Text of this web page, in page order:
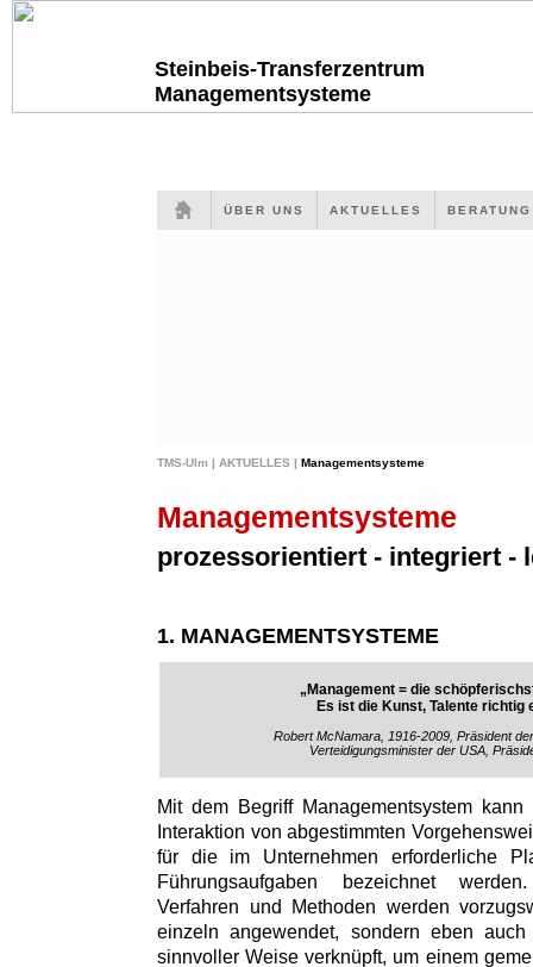
Steinbeis-Transferzentrum
Managementsysteme
ÜBER UNS AKTUELLES
TMS-Ulm | AKTUELLES | Managementsysteme
Managementsysteme
prozessorientiert - integriert -
1. MANAGEMENTSYSTEME
„Management = die
Es ist die Kunst, Talente richtig
Robert McNamara, 1916-2009, Präsident
Verteidigungsminister der USA,
Mit dem Begriff Managementsystem
Interaktion von abgestimmten
für die im Unternehmen erforderliche
Führungsaufgaben bezeichnet
Verfahren und Methoden werden
einzeln angewendet, sondern eben
sinnvoller Weise verknüpft, um einem